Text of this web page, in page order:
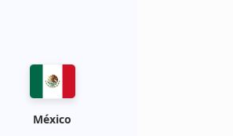
México